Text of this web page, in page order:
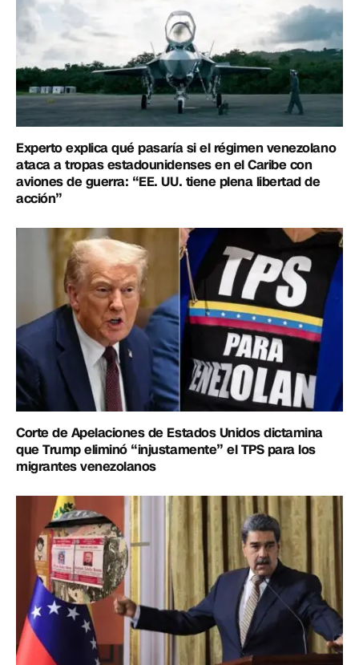
Experto explica qué pasaría si el régimen venezolano
ataca a tropas estadounidenses en el Caribe con
aviones de guerra: “EE. UU. tiene plena libertad de
acción”
Corte de Apelaciones de Estados Unidos dictamina
que Trump eliminó “injustamente” el TPS para los
migrantes venezolanos